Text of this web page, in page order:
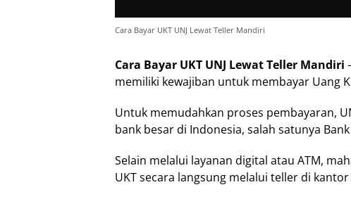
Cara Bayar UKT UNJ Lewat Teller Mandiri
Cara Bayar UKT UNJ Lewat Teller Mandiri
memiliki kewajiban untuk membayar Uang
Untuk memudahkan proses pembayaran,
bank besar di Indonesia, salah satunya
Selain melalui layanan digital atau ATM,
UKT secara langsung melalui teller di